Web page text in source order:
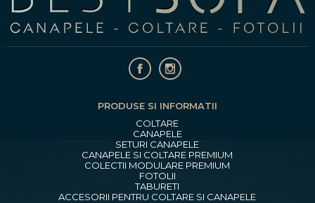
PRODUSE SI INFORMATII
COLTARE
CANAPELE
SETURI CANAPELE
CANAPELE SI COLTARE PREMIUM
COLECTII MODULARE PREMIUM
FOTOLII
TABURETI
ACCESORII PENTRU COLTARE SI CANAPELE